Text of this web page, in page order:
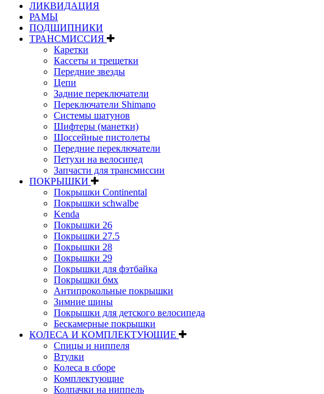
ЛИКВИДАЦИЯ
РАМЫ
ПОДШИПНИКИ
ТРАНСМИССИЯ
Каретки
Кассеты и трещетки
Передние звезды
Цепи
Задние переключатели
Переключатели Shimano
Системы шатунов
Шифтеры (манетки)
Шоссейные пистолеты
Передние переключатели
Петухи на велосипед
Запчасти для трансмиссии
ПОКРЫШКИ
Покрышки Continental
Покрышки schwalbe
Kenda
Покрышки 26
Покрышки 27.5
Покрышки 28
Покрышки 29
Покрышки для фэтбайка
Покрышки бмх
Антипрокольные покрышки
Зимние шины
Покрышки для детского велосипеда
Бескамерные покрышки
КОЛЕСА И КОМПЛЕКТУЮЩИЕ
Спицы и ниппеля
Втулки
Колеса в сборе
Комплектующие
Колпачки на ниппель